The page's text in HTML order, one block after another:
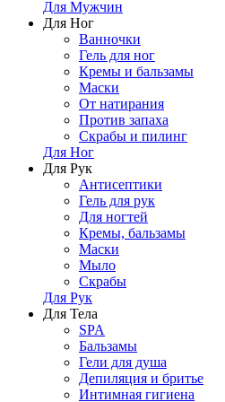
Для Мужчин
Для Ног
Ванночки
Гель для ног
Кремы и бальзамы
Маски
От натирания
Против запаха
Скрабы и пилинг
Для Ног
Для Рук
Антисептики
Гель для рук
Для ногтей
Кремы, бальзамы
Маски
Мыло
Скрабы
Для Рук
Для Тела
SPA
Бальзамы
Гели для душа
Депиляция и бритье
Интимная гигиена